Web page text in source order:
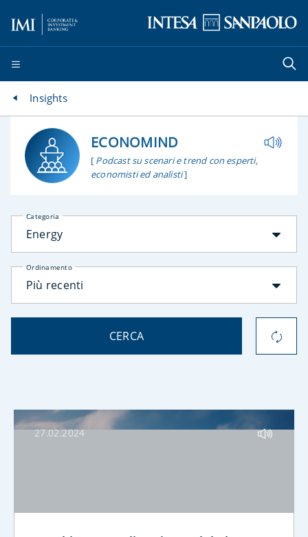
Insights
ECONOMIND
[ Podcast su scenari e trend con esperti,
economisti ed analisti]
Categoria
Energy
Ordinamento
Più recenti
CERCA
27.02.2024